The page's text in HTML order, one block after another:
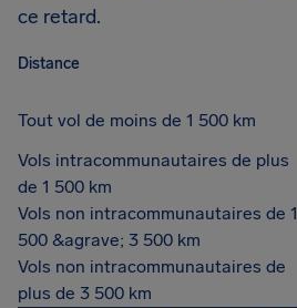
ce retard.
Distance
Tout vol de moins de 1 500 km
Vols intracommunautaires de plus
de 1 500 km
Vols non intracommunautaires de 1
500 &agrave; 3 500 km
Vols non intracommunautaires de
plus de 3 500 km